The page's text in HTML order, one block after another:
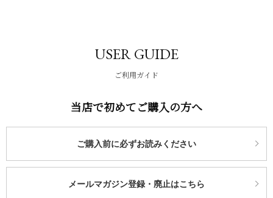
USER GUIDE
ご利用ガイド
当店で初めてご購入の方へ
ご購入前に必ずお読みください
メールマガジン登録・廃止はこちら